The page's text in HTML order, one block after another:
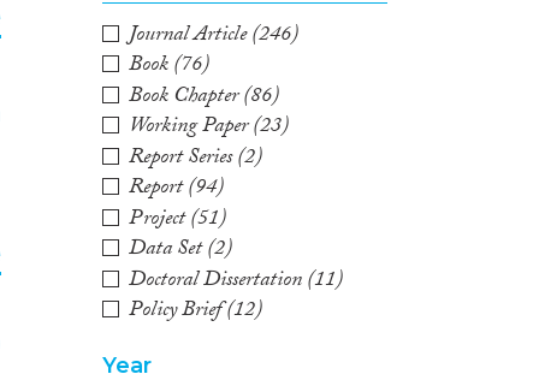
Journal Article(246)
Book(76)
Book Chapter(86)
Working Paper(23)
Report Series(2)
Report(94)
Project(51)
Data Set(2)
Doctoral Dissertation(11)
Policy Brief(12)
Year